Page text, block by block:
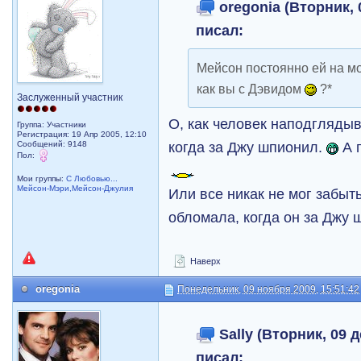
Заслуженный участник
Группа: Участники
Регистрация: 19 Апр 2005, 12:10
Сообщений: 9148
Пол:
Мои группы:С Любовью...
Мейсон-Мэри,Мейсон-Джулия
oregonia (Вторник,
писал:
Мейсон постоянно ей на
как вы с Дэвидом
?*
О, как человек
когда за Джу шпионил.
А
Или все никак не мог
обломала, когда он за Джу
Наверх
oregonia Понедельник, 09 ноября 2009, 15:51:42
Sally (Вторник, 09
писал: